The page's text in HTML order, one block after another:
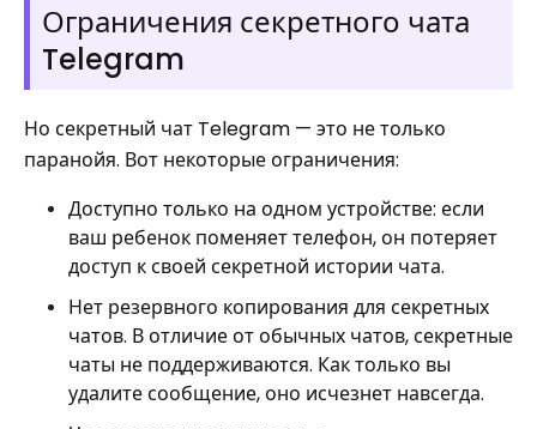
Ограничения секретного чата
Telegram
Но секретный чат Telegram — это не только
паранойя. Вот некоторые ограничения:
Доступно только на одном устройстве: если
ваш ребенок поменяет телефон, он потеряет
доступ к своей секретной истории чата.
Нет резервного копирования для секретных
чатов. В отличие от обычных чатов, секретные
чаты не поддерживаются. Как только вы
удалите сообщение, оно исчезнет навсегда.